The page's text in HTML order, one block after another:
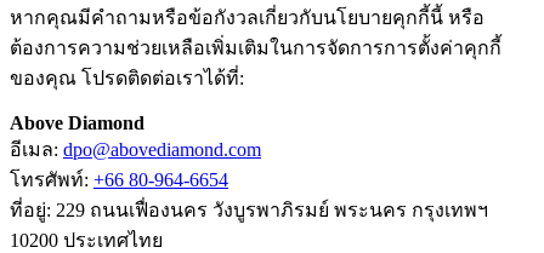
หากคุณมีคำถามหรือข้อกังวลเกี่ยวกับนโยบายคุกกี้นี้ หรือ
ต้องการความช่วยเหลือเพิ่มเติมในการจัดการการตั้งค่าคุกกี้
ของคุณ โปรดติดต่อเราได้ที่:
Above Diamond
อีเมล: dpo@abovediamond.com
โทรศัพท์: +66 80-964-6654
ที่อยู่: 229 ถนนเฟื่องนคร วังบูรพาภิรมย์ พระนคร กรุงเทพฯ
10200 ประเทศไทย